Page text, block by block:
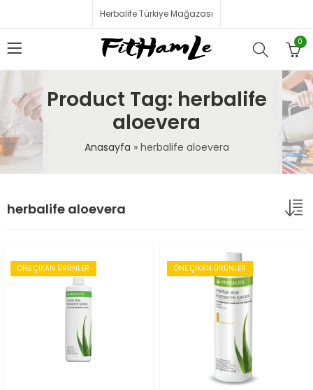
Herbalife Türkiye Mağazası
0
Product Tag: herbalife
aloevera
Anasayfa » herbalife aloevera
herbalife aloevera
ÖNE ÇIKAN ÜRÜNLER ÖNE ÇIKAN ÜRÜNLER